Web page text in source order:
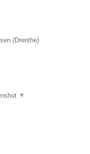
(Drenthe)
▼